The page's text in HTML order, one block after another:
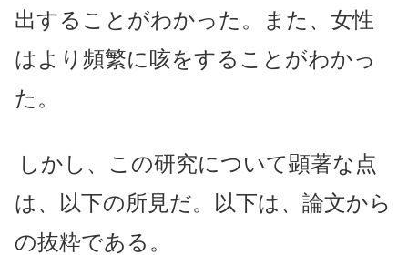
出することがわかった。また、女性
はより頻繁に咳をすることがわかっ
た。
しかし、この研究について顕著な点
は、以下の所見だ。
以下は、論文から
の抜粋である。